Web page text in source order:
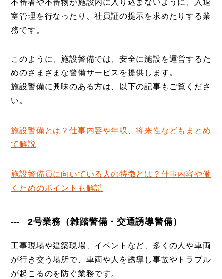
不審者や不審物が施設内に入り込まないように、入退
室管理を行なったり、社員証の提示を求めたりする業
務です。
このように、施設警備では、安全に施設を運営するた
めのさまざまな警備サービスを提供します。
施設警備に興味のある方は、以下の記事もご覧くださ
い。
施設警備とは？仕事内容や年収、将来性などもまとめ
て解説
施設警備員に向いている人の特徴とは？仕事内容や働
くためのポイントも解説
2号業務（雑踏警備・交通誘導警備）
工事現場や建築現場、イベントなど、多くの人や車両
が行き交う場所で、車両や人を誘導し事故やトラブル
が起こるのを防ぐ業務です。